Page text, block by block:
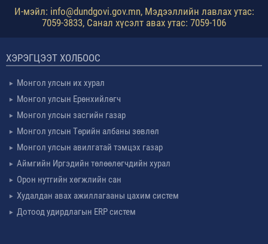
И-мэйл: info@dundgovi.gov.mn, Мэдээллийн лавлах утас:
7059-3833, Санал хүсэлт авах утас: 7059-106
ХЭРЭГЦЭЭТ ХОЛБООС
Монгол улсын их хурал
Монгол улсын Ерөнхийлөгч
Монгол улсын засгийн газар
Монгол улсын Төрийн албаны зөвлөл
Монгол улсын авилгатай тэмцэх газар
Аймгийн Иргэдийн төлөөлөгчдийн хурал
Орон нутгийн хөгжлийн сан
Худалдан авах ажиллагааны цахим систем
Дотоод удирдлагын ERP систем